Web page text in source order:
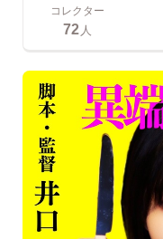
コレクター
72 人